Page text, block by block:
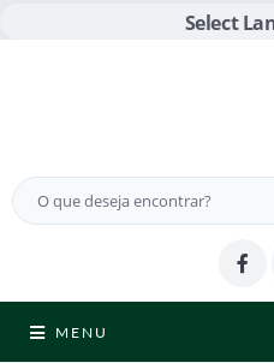
Select
MENU